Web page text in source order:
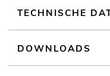
TECHNISCHE
DOWNLOADS